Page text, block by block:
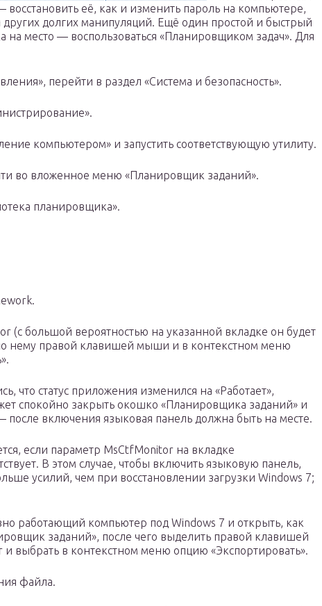
её, как и изменить пароль на компьютере,
долгих манипуляций. Ещё один простой и быстрый
на место — воспользоваться «Планировщиком задач». Для
перейти в раздел «Система и безопасность».
компьютером» и запустить соответствующую утилиту.
во вложенное меню «Планировщик заданий».
планировщика».
(с большой вероятностью на указанной вкладке он будет
нему правой клавишей мыши и в контекстном меню
что статус приложения изменился на «Работает»,
спокойно закрыть окошко «Планировщика заданий» и
после включения языковая панель должна быть на месте.
если параметр MsCtfMonitor на вкладке
В этом случае, чтобы включить языковую панель,
усилий, чем при восстановлении загрузки Windows 7;
работающий компьютер под Windows 7 и открыть, как
заданий», после чего выделить правой клавишей
выбрать в контекстном меню опцию «Экспортировать».
файла.